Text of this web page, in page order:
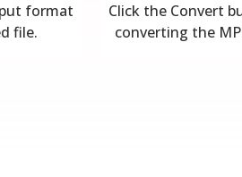
format
file.
Click the Convert
converting the